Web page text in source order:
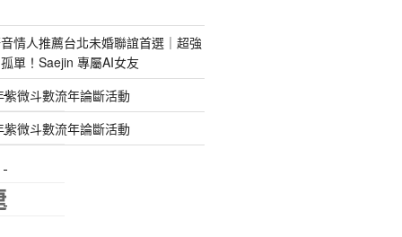
情人推薦台北未婚聯誼首選｜超強
單！Saejin 專屬AI女友
微斗數流年論斷活動
微斗數流年論斷活動